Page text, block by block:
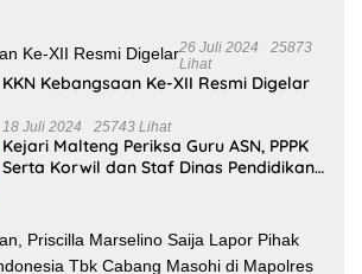
26 Juli 2024
25873
Lihat
KKN Kebangsaan Ke-XII Resmi Digelar
18 Juli 2024 25743 Lihat
Kejari Malteng Periksa Guru ASN, PPPK
Serta Korwil dan Staf Dinas Pendidikan